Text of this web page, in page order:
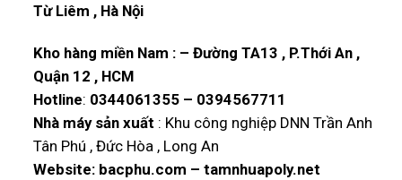
Từ Liêm , Hà Nội
Kho hàng miền Nam : – Đường TA13 , P.Thới An ,
Quận 12 , HCM
Hotline: 0344061355– 0394567711
Nhà máy sản xuất : Khu công nghiệp DNN Trần Anh
Tân Phú , Đức Hòa , Long An
Website: bacphu.com – tamnhuapoly.net